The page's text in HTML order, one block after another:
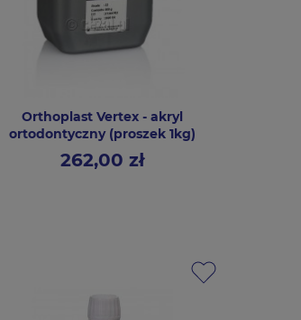
Orthoplast Vertex - akryl
ortodontyczny (proszek 1kg)
Cena
262,00 zł